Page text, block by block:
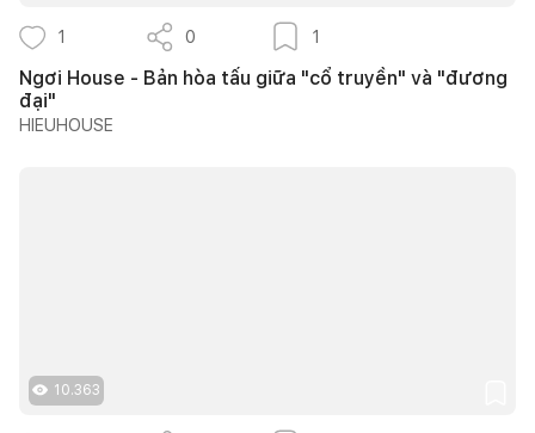
1 0 1
Ngơi House - Bản hòa tấu giữa "cổ truyền" và "đương
đại"
HIEUHOUSE
10.363